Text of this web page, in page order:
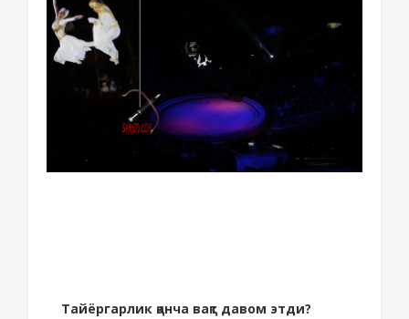
Тайёргарлик қанча вақт давом этди?